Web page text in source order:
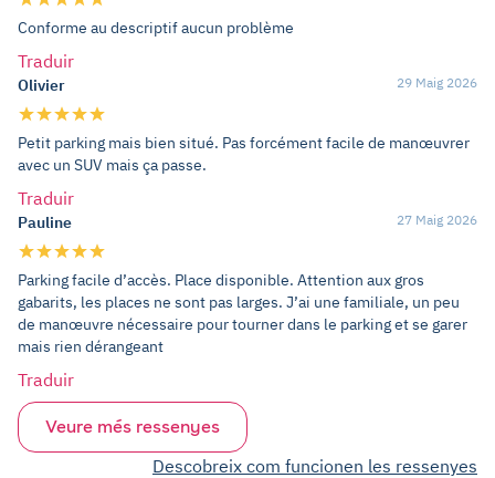
Conforme au descriptif aucun problème
Traduir
Olivier 29 Maig 2026
Petit parking mais bien situé. Pas forcément facile de manœuvrer
avec un SUV mais ça passe.
Traduir
Pauline 27 Maig 2026
Parking facile d’accès. Place disponible. Attention aux gros
gabarits, les places ne sont pas larges. J’ai une familiale, un peu
de manœuvre nécessaire pour tourner dans le parking et se garer
mais rien dérangeant
Traduir
Veure més ressenyes
Descobreix com funcionen les ressenyes